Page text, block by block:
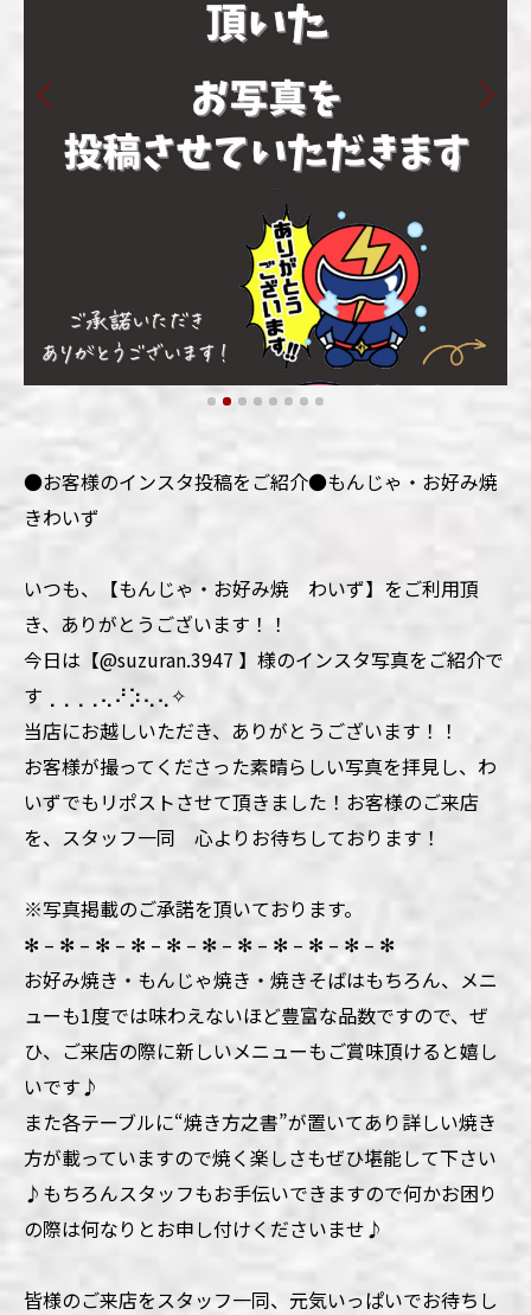
●お客様のインスタ投稿をご紹介●もんじゃ・お好み焼
きわいず
いつも、【もんじゃ・お好み焼 わいず】をご利用頂
き、ありがとうございます！！
今日は【@suzuran.3947 】様のインスタ写真をご紹介で
す⢀⢀⢀⢀⢄⠜⡱⢄⢄✧
当店にお越しいただき、ありがとうございます！！
お客様が撮ってくださった素晴らしい写真を拝見し、わ
いずでもリポストさせて頂きました！お客様のご来店
を、スタッフ一同 心よりお待ちしております！
※写真掲載のご承諾を頂いております。
✻ – ✻ – ✻ – ✻ – ✻ – ✻ – ✻ – ✻ – ✻ – ✻ – ✻
お好み焼き・もんじゃ焼き・焼きそばはもちろん、メニ
ューも1度では味わえないほど豊富な品数ですので、ぜ
ひ、ご来店の際に新しいメニューもご賞味頂けると嬉し
いです♪
また各テーブルに“焼き方之書”が置いてあり詳しい焼き
方が載っていますので焼く楽しさもぜひ堪能して下さい
♪もちろんスタッフもお手伝いできますので何かお困り
の際は何なりとお申し付けくださいませ♪
皆様のご来店をスタッフ一同、元気いっぱいでお待ちし